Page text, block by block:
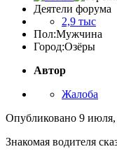
Деятели форума
2,9 тыс
Пол:Мужчина
Город:Озёры
Автор
Жалоба
Опубликовано 9 июля,
Знакомая водителя